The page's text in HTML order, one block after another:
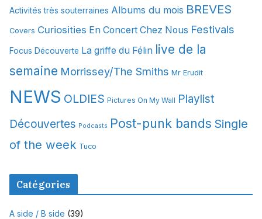
v
e
Activités très souterraines Albums du mois BREVES
Covers Curiosities En Concert Chez Nous Festivals
Focus Découverte La griffe du Félin live de la
semaine Morrissey/The Smiths Mr Erudit
NEWS OLDIES Pictures On My Wall Playlist
Découvertes Podcasts Post-punk bands Single
of the week Tuco
Catégories
A side / B side (39)